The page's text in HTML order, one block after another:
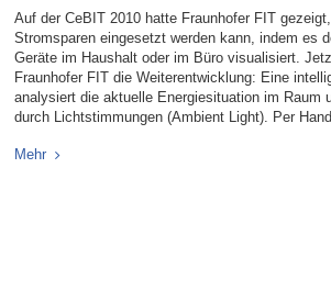
Auf der CeBIT 2010 hatte Fraunhofer FIT
Stromsparen eingesetzt werden kann, indem es
Geräte im Haushalt oder im Büro visualisiert.
Fraunhofer FIT die Weiterentwicklung: Eine
analysiert die aktuelle Energiesituation im Raum
durch Lichtstimmungen (Ambient Light). Per
Mehr